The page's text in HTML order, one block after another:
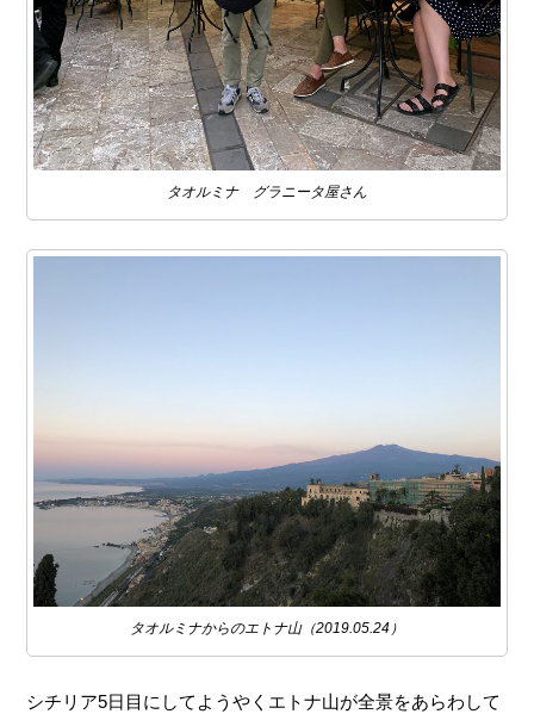
タオルミナ グラニータ屋さん
タオルミナからのエトナ山（2019.05.24）
シチリア5日目にしてようやくエトナ山が全景をあらわして